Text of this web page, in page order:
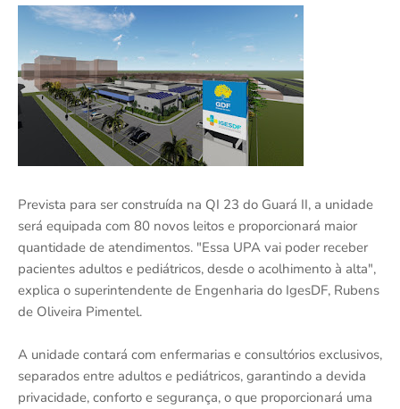
Prevista para ser construída na QI 23 do Guará II, a unidade
será equipada com 80 novos leitos e proporcionará maior
quantidade de atendimentos. "Essa UPA vai poder receber
pacientes adultos e pediátricos, desde o acolhimento à alta",
explica o superintendente de Engenharia do IgesDF, Rubens
de Oliveira Pimentel.
A unidade contará com enfermarias e consultórios exclusivos,
separados entre adultos e pediátricos, garantindo a devida
privacidade, conforto e segurança, o que proporcionará uma